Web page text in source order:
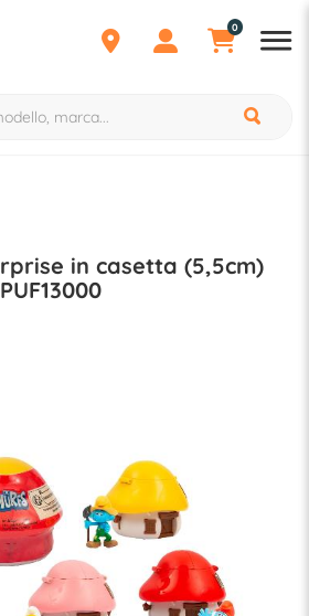
0
in casetta (5,5cm)